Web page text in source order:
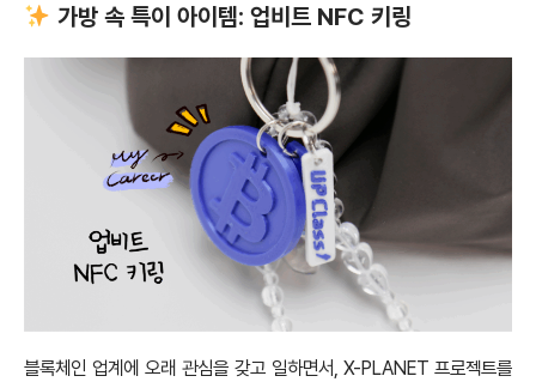
가방 속 특이 아이템: 업비트 NFC 키링
블록체인 업계에 오래 관심을 갖고 일하면서, X-PLANET 프로젝트를